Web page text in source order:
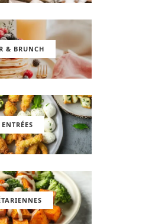
& BRUNCH